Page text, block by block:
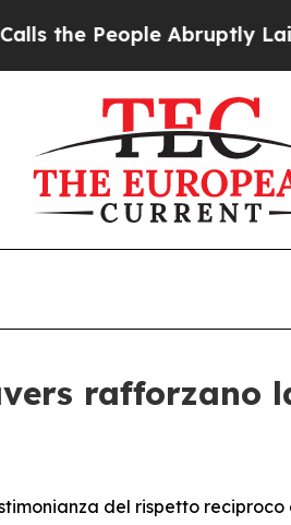
Abruptly Laid off
rafforzano
del rispetto reciproco